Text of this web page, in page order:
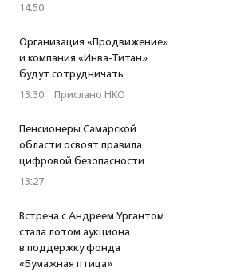
14:50
Организация «Продвижение»
и компания «Инва-Титан»
будут сотрудничать
13:30 · Прислано НКО
Пенсионеры Самарской
области освоят правила
цифровой безопасности
13:27
Встреча с Андреем Ургантом
стала лотом аукциона
в поддержку фонда
«Бумажная птица»